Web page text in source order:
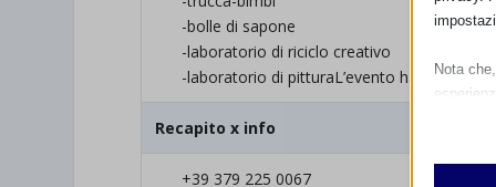
-bolle di sapone
-laboratorio di riciclo creativo
-laboratorio di pitturaL’evento ha il
Recapito x info
+39 379 225 0067
Nota